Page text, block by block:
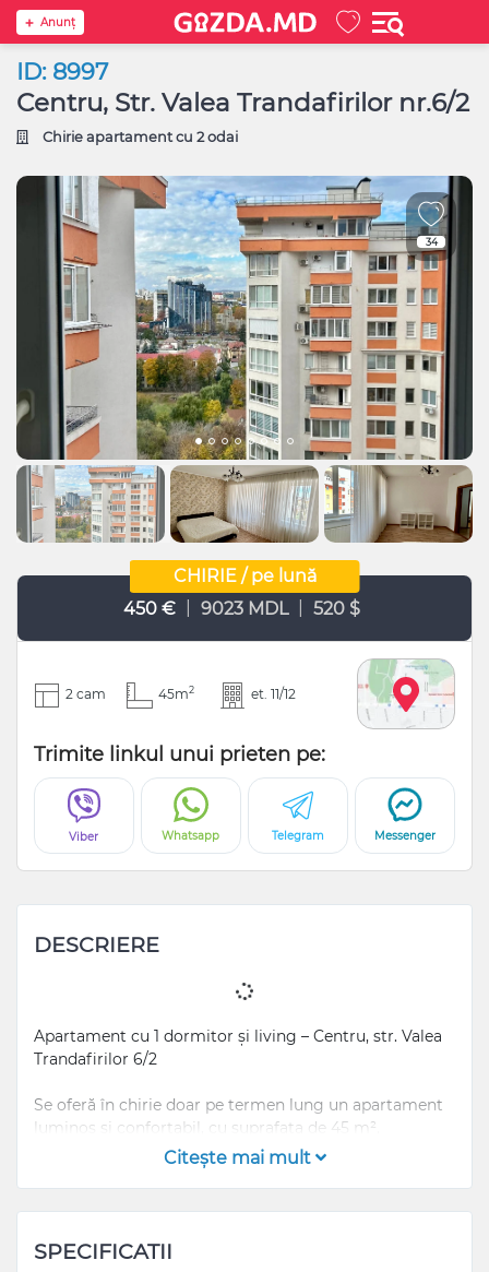
Anunţ
ID: 8997
Centru, Str. Valea Trandafirilor nr.6/2
Chirie apartament cu 2 odai
34
CHIRIE / pe lună
450 €
9023 MDL 520 $
2 cam 45m2 et. 11/12
Trimite linkul unui prieten pe:
Viber Whatsapp Telegram Messenger
DESCRIERE
Apartament cu 1 dormitor și living – Centru, str. Valea
Trandafirilor 6/2
Se oferă în chirie doar pe termen lung un apartament
luminos și confortabil, cu suprafața de 45 m².
Zonă excelentă – aproape de parc, transport și
Citeşte mai mult
SPECIFICATII